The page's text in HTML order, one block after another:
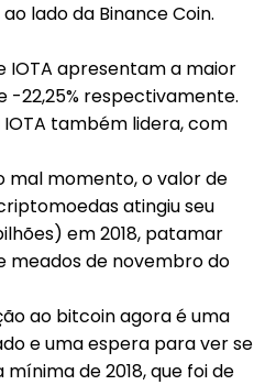
lado da Binance Coin.
IOTA apresentam a maior
-22,25% respectivamente.
IOTA também lidera, com
mal momento, o valor de
atingiu seu
em 2018, patamar
meados de novembro do
ao bitcoin agora é uma
e uma espera para ver se
de 2018, que foi de